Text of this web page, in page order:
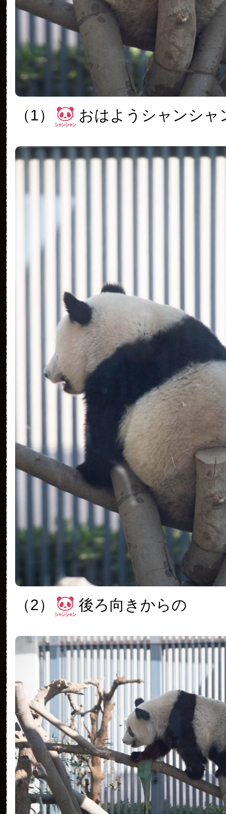
（1） おはようシャンシャ
（2） 後ろ向きからの